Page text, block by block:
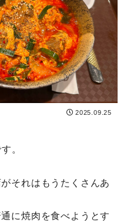
2025.09.25
。
それはもうたくさんあ
に焼肉を食べようとす